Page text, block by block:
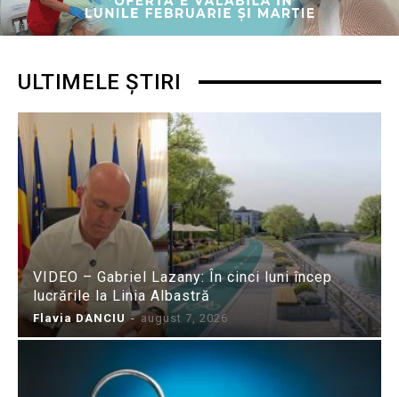
ULTIMELE ȘTIRI
VIDEO – Gabriel Lazany: În cinci luni încep
lucrările la Linia Albastră
Flavia DANCIU - august 7, 2026